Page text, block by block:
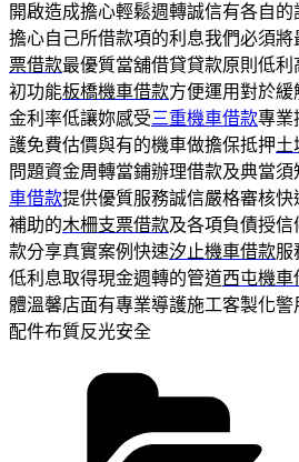
開啟造成擔心輕鬆週轉誠信有各自的
擔心自己所借款項的利息我們必須
票借款最優質當舖借貸貸款原則低
初功能板橋機車借款方便運用對於
金利率低讓妳感受三重機車借款專業
護免費估價與有的機車做擔保抵押土
問題資金周轉當鋪辦理借款及典當須
車借款提供優質服務誠信嚴格審核
補助的木柵支票借款及各項負債授
款分享真實案例快速汐止機車借款服
低利息取得現金週轉的管道西屯機車
體溫馨店面有專業導護施工客製化警
配件布質反光安全